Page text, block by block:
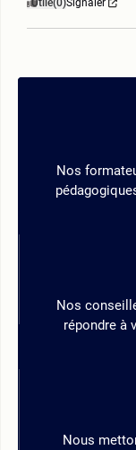
Utile(0)Signaler
Nos
Nos
répondre à
Nous